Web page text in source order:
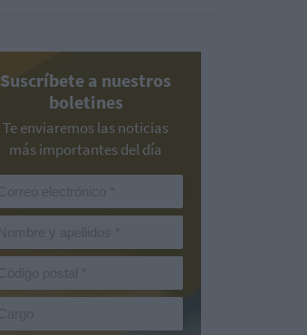
Suscríbete a nuestros
boletines
Te enviaremos las noticias
más importantes del día